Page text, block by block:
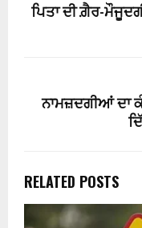
ਪਿਤਾ ਦੀ ਗ਼ੈਰ-
ਨਾਮਜ਼ਦਗੀਆਂ ਦਾ
RELATED POSTS